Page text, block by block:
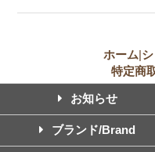
ホーム|
特定商
お知らせ
ブランド/Brand